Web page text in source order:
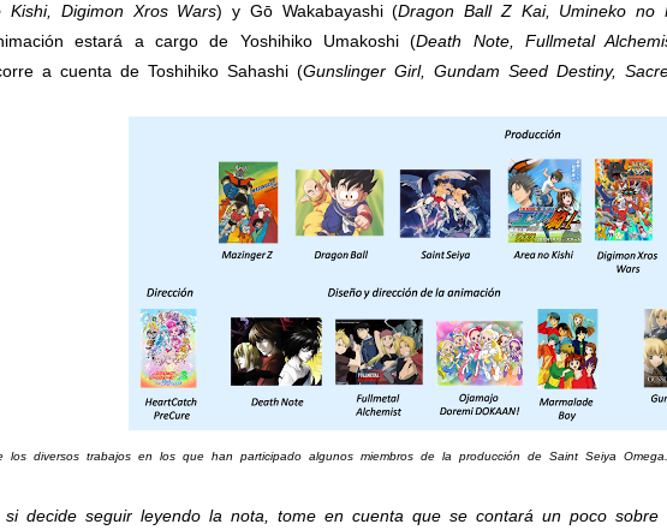
Kishi, Digimon Xros Wars) y Gō Wakabayashi (Dragon Ball Z Kai, Umineko no
estará a cargo de Yoshihiko Umakoshi (Death Note, Fullmetal
a cuenta de Toshihiko Sahashi (Gunslinger Girl, Gundam Seed Destiny,
los diversos trabajos en los que han participado algunos miembros de la producción de Saint Seiya
si decide seguir leyendo la nota, tome en cuenta que se contará un poco